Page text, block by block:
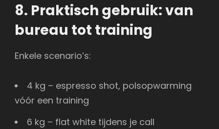
8. Praktisch gebruik: van
bureau tot training
Enkele scenario’s:
4 kg – espresso shot, polsopwarming
vóór een training
6 kg – flat white tijdens je call